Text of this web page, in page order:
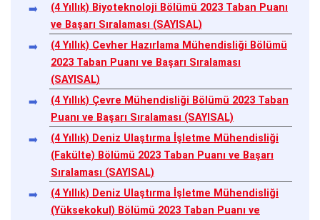
(4 Yıllık) Biyoteknoloji Bölümü 2023 Taban Puanı
ve Başarı Sıralaması (SAYISAL)
(4 Yıllık) Cevher Hazırlama Mühendisliği Bölümü
2023 Taban Puanı ve Başarı Sıralaması
(SAYISAL)
(4 Yıllık) Çevre Mühendisliği Bölümü 2023 Taban
Puanı ve Başarı Sıralaması (SAYISAL)
(4 Yıllık) Deniz Ulaştırma İşletme Mühendisliği
(Fakülte) Bölümü 2023 Taban Puanı ve Başarı
Sıralaması (SAYISAL)
(4 Yıllık) Deniz Ulaştırma İşletme Mühendisliği
(Yüksekokul) Bölümü 2023 Taban Puanı ve